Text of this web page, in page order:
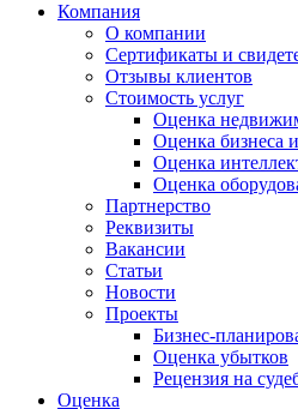
Компания
О компании
Сертификаты и
Отзывы клиентов
Стоимость услуг
Оценка
Оценка бизнеса
Оценка
Оценка
Партнерство
Реквизиты
Вакансии
Статьи
Новости
Проекты
Бизнес-
Оценка убытков
Рецензия на
Оценка